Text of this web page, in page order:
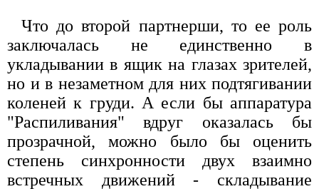
Что до второй партнерши, то ее роль
заключалась не единственно в
укладывании в ящик на глазах зрителей,
но и в незаметном для них подтягивании
коленей к груди. А если бы аппаратура
"Распиливания" вдруг оказалась бы
прозрачной, можно было бы оценить
степень синхронности двух взаимно
встречных движений - складывание